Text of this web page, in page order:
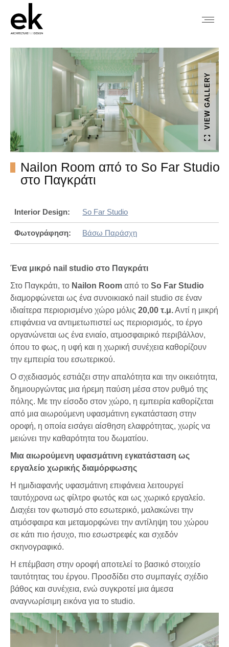
VIEW GALLERY
Nailon Room από το So Far Studio
στο Παγκράτι
Interior Design: So Far Studio
Φωτογράφηση: Βάσω Παράσχη
Ένα μικρό nail studio στο Παγκράτι
Στο Παγκράτι, το Nailon Room από το So Far Studio
διαμορφώνεται ως ένα συνοικιακό nail studio σε έναν
ιδιαίτερα περιορισμένο χώρο μόλις 20,00 τ.μ.Αντί η μικρή
επιφάνεια να αντιμετωπιστεί ως περιορισμός, το έργο
οργανώνεται ως ένα ενιαίο, ατμοσφαιρικό περιβάλλον,
όπου το φως, η υφή και η χωρική συνέχεια καθορίζουν
την εμπειρία του εσωτερικού.
Ο σχεδιασμός εστιάζει στην απαλότητα και την οικειότητα,
δημιουργώντας μια ήρεμη παύση μέσα στον ρυθμό της
πόλης. Με την είσοδο στον χώρο, η εμπειρία καθορίζεται
από μια αιωρούμενη υφασμάτινη εγκατάσταση στην
οροφή, η οποία εισάγει αίσθηση ελαφρότητας, χωρίς να
μειώνει την καθαρότητα του δωματίου.
Μια αιωρούμενη υφασμάτινη εγκατάσταση ως
εργαλείο χωρικής διαμόρφωσης
Η ημιδιαφανής υφασμάτινη επιφάνεια λειτουργεί
ταυτόχρονα ως φίλτρο φωτός και ως χωρικό εργαλείο.
Διαχέει τον φωτισμό στο εσωτερικό, μαλακώνει την
ατμόσφαιρα και μεταμορφώνει την αντίληψη του χώρου
σε κάτι πιο ήσυχο, πιο εσωστρεφές και σχεδόν
σκηνογραφικό.
Η επέμβαση στην οροφή αποτελεί το βασικό στοιχείο
ταυτότητας του έργου. Προσδίδει στο συμπαγές σχέδιο
βάθος και συνέχεια, ενώ συγκροτεί μια άμεσα
αναγνωρίσιμη εικόνα για το studio.